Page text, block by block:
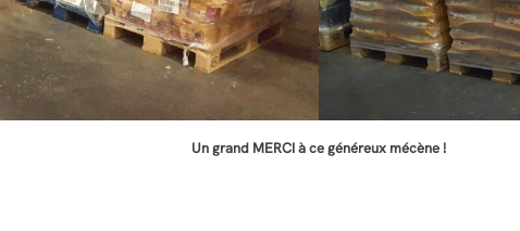
Un grand MERCI à ce généreux mécène !